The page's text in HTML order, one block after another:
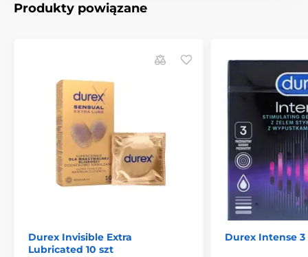
Dodatkowe bezpieczne prezerwatywy
Produkty powiązane
Durex Invisible Extra
Lubricated 10 szt
Durex Intense 3